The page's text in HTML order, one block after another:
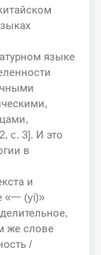
языке
c. 3]. И это
в
и
«一 (yi)»
же слове
/